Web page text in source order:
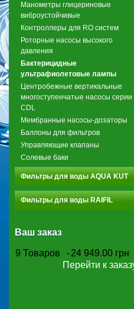
Манометры глицериновые
виброустойчивые
Контроллеры для RO систем
Роторные насосы высокого
давления
Бактерицидные
ультрафиолетовые лампы
Центробежные вертикальные
многоступенчатые насосы серии
CDL
Мембранные насосы-дозаторы
Баллоны для фильтров
Управляющие клапаны
Солевые баки
Фильтры для воды AQUA KUT
Фильтры для воды RAIFIL
Ваш заказ
9 Товаров -24 949.00 грн
Перейти к